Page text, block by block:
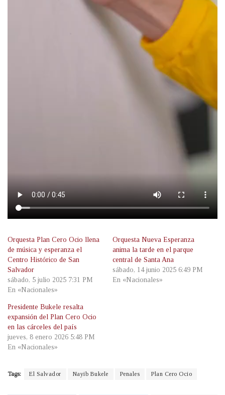
Orquesta Plan Cero Ocio llena
de música y esperanza el
Centro Histórico de San
Salvador
sábado, 5 julio 2025 7:31 PM
En «Nacionales»
Orquesta Nueva Esperanza
anima la tarde en el parque
central de Santa Ana
sábado, 14 junio 2025 6:49 PM
En «Nacionales»
Presidente Bukele resalta
expansión del Plan Cero Ocio
en las cárceles del país
jueves, 8 enero 2026 5:48 PM
En «Nacionales»
Tags: El Salvador Nayib Bukele Penales Plan Cero Ocio